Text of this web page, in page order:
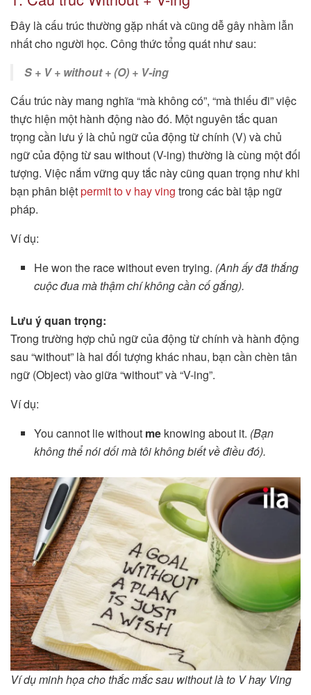
Đây là cấu trúc thường gặp nhất và cũng dễ gây nhầm lẫn
nhất cho người học. Công thức tổng quát như sau:
S + V + without + (O) + V-ing
Cấu trúc này mang nghĩa “mà không có”, “mà thiếu đi” việc
thực hiện một hành động nào đó. Một nguyên tắc quan
trọng cần lưu ý là chủ ngữ của động từ chính (V) và chủ
ngữ của động từ sau without (V-ing) thường là cùng một đối
tượng. Việc nắm vững quy tắc này cũng quan trọng như khi
bạn phân biệtpermit to v hay ving trong các bài tập ngữ
pháp.
Ví dụ:
He won the race without even trying. (Anh ấy đã thắng
cuộc đua mà thậm chí không cần cố gắng).
Lưu ý quan trọng:
Trong trường hợp chủ ngữ của động từ chính và hành động
sau “without” là hai đối tượng khác nhau, bạn cần chèn tân
ngữ (Object) vào giữa “without” và “V-ing”.
Ví dụ:
You cannot lie without me knowing about it. (Bạn
không thể nói dối mà tôi không biết về điều đó).
Ví dụ minh họa cho thắc mắc sau without là to V hay Ving